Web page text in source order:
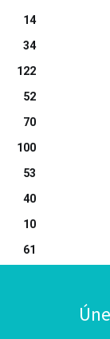
14
34
122
52
70
100
53
40
10
61